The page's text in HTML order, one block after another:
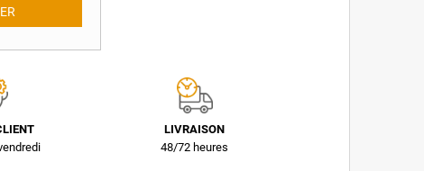
LIVRAISON
48/72 heures